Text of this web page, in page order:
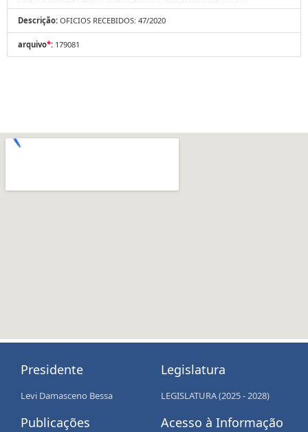
Descrição: OFICIOS RECEBIDOS: 47/2020
arquivo*: 179081
Presidente
Levi Damasceno Bessa
Publicações
Legislatura
LEGISLATURA (2025 - 2028)
Acesso à Informação